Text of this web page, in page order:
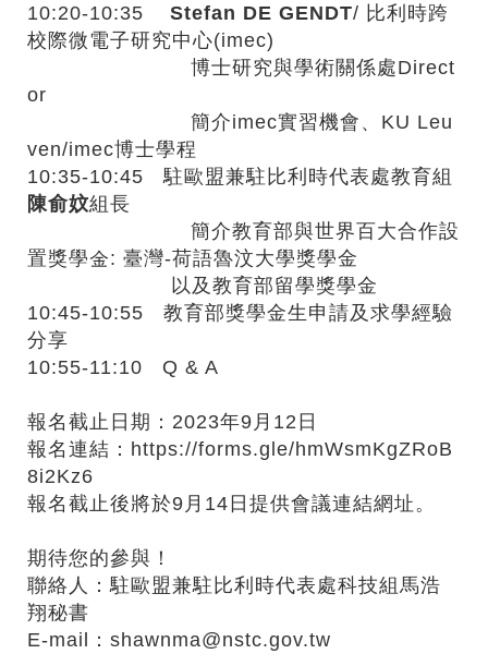
10:20-10:35 Stefan DE GENDT/ 比利時跨
校際微電子研究中心(imec)
博士研究與學術關係處Direct
or
簡介imec實習機會、KU Leu
ven/imec博士學程
10:35-10:45 駐歐盟兼駐比利時代表處教育組
陳俞妏組長
簡介教育部與世界百大合作設
置獎學金: 臺灣-荷語魯汶大學獎學金
以及教育部留學獎學金
10:45-10:55 教育部獎學金生申請及求學經驗
分享
10:55-11:10 Q & A
報名截止日期：2023年9月12日
報名連結：https://forms.gle/hmWsmKgZRoB
8i2Kz6
報名截止後將於9月14日提供會議連結網址。
期待您的參與！
聯絡人：駐歐盟兼駐比利時代表處科技組馬浩
翔秘書
E-mail： shawnma@nstc.gov.tw